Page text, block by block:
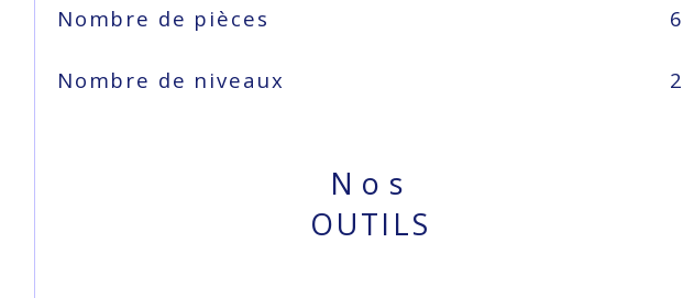
Nombre de pièces 6
Nombre de niveaux 2
Nos
OUTILS